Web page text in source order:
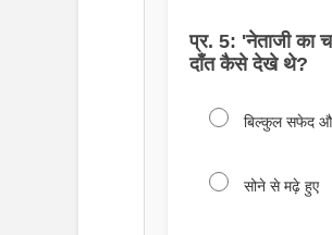
प्र. 5: 'नेताजी का
दाँत कैसे देखे थे?
बिल्कुल सफेद
सोने से मढ़े हुए